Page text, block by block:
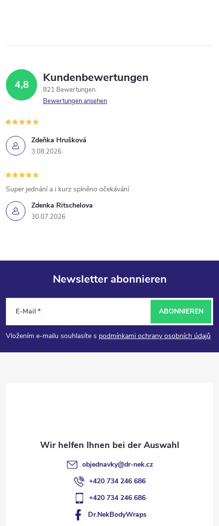
4,8 Kundenbewertungen
821 Bewertungen
Bewertungen ansehen
Zdeňka Hrušková
3.08.2026
Zdenka Ritschelova
30.07.2026
Super jednání a i kurz splněno očekávání
F
u
ß
Newsletter abonnieren
E-Mail
Vložením e-mailu souhlasíte s podmínkami ochrany osobních údajů
ABONNIEREN
objednavky@dr-nek.cz
+420 734 246 686
+420 734 246 686
Dr.NekBodyWraps